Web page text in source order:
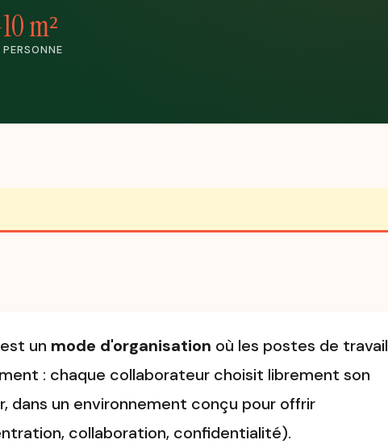
m²
PERSONNE
un mode d'organisation où les postes de travail
: chaque collaborateur choisit librement son
dans un environnement conçu pour offrir
collaboration, confidentialité).